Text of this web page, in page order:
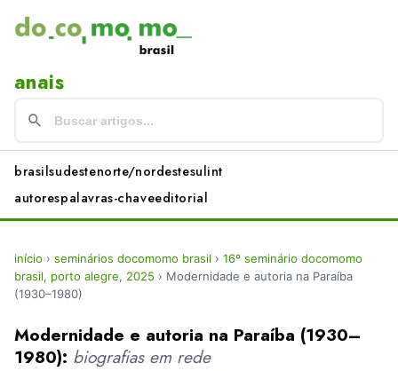
anais
brasilsudestenorte/nordestesulint
autorespalavras-chaveeditorial
início › seminários docomomo brasil › 16º seminário docomomo
brasil, porto alegre, 2025 › Modernidade e autoria na Paraíba
(1930–1980)
Modernidade e autoria na Paraíba (1930–
1980): biografias em rede